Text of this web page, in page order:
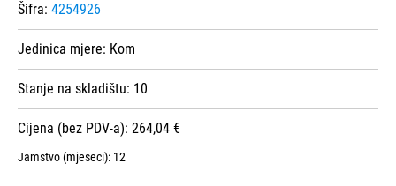
Šifra: 4254926
Jedinica mjere: Kom
Stanje na skladištu: 10
Cijena (bez PDV-a): 264,04 €
Jamstvo (mjeseci): 12